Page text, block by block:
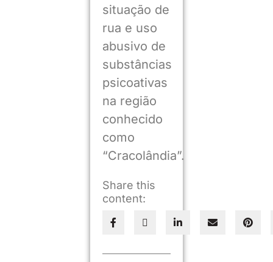
situação de
rua e uso
abusivo de
substâncias
psicoativas
na região
conhecido
como
“Cracolândia”.
Share this
content: